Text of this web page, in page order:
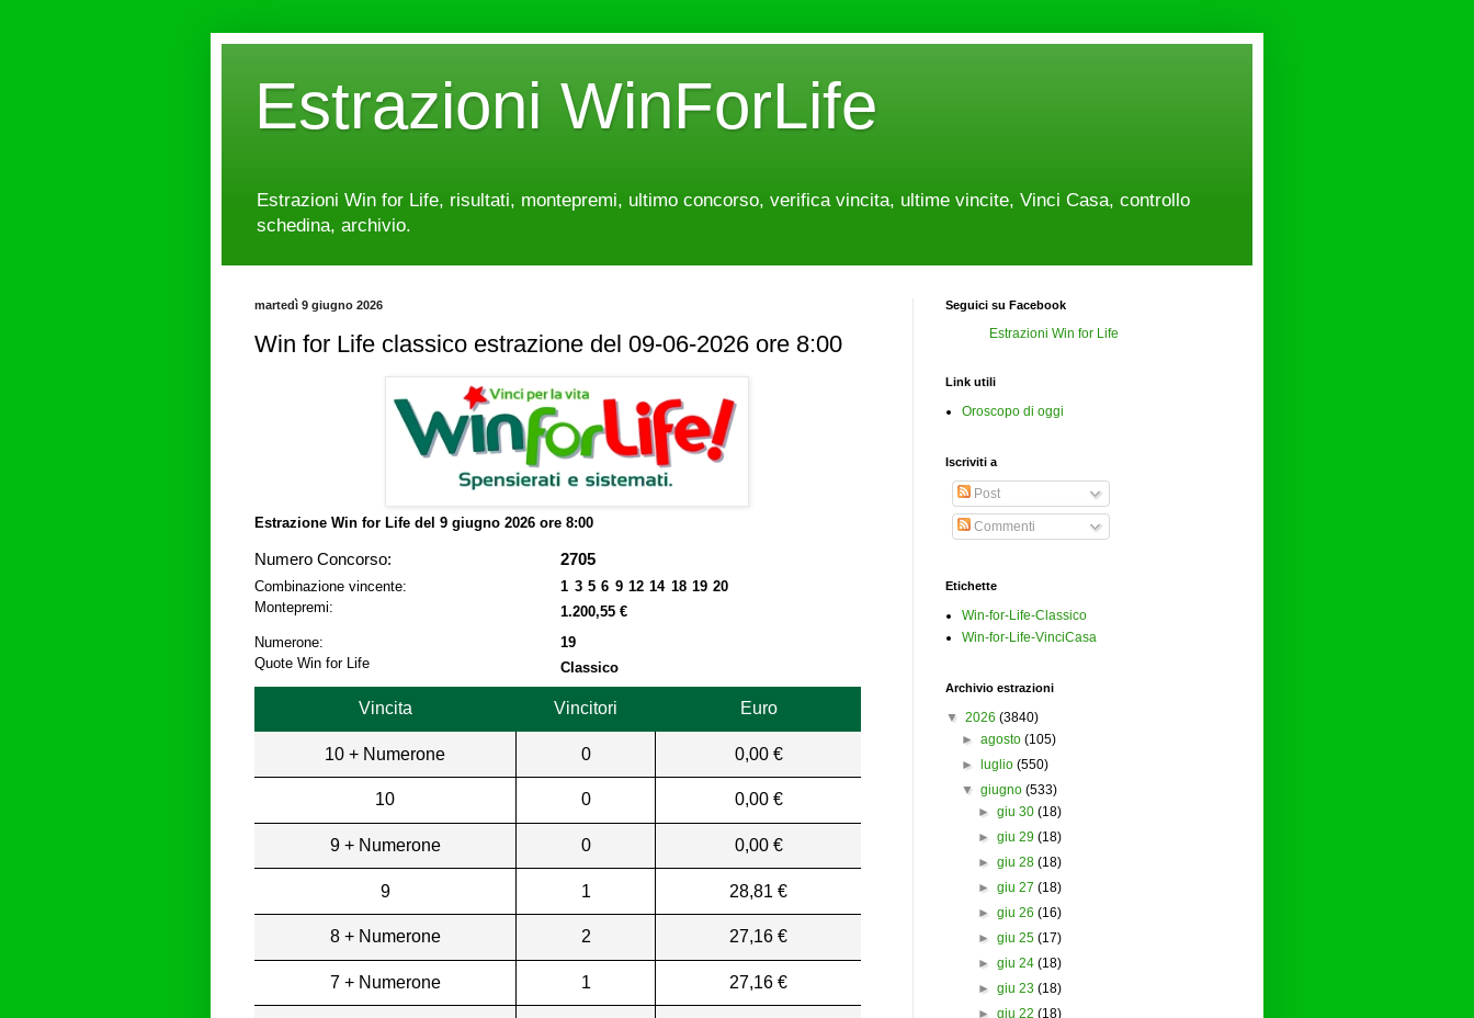
Estrazioni WinForLife
Estrazioni Win for Life, risultati, montepremi, ultimo concorso, verifica vincita, ultime vincite, Vinci Casa, controllo
schedina, archivio.
martedì 9 giugno 2026
Win for Life classico estrazione del 09-06-2026 ore 8:00
Estrazione Win for Life del 9 giugno 2026 ore 8:00
Numero Concorso: 2705
Combinazione vincente:
1 3 5 6 9 12 14 18 19 20
Montepremi:
1.200,55 €
Numerone:
19
Quote Win for Life
Classico
Vincita Vincitori Euro
10 + Numerone 0 0,00 €
10 0 0,00 €
9 + Numerone 0 0,00 €
9 1 28,81 €
8 + Numerone 2 27,16 €
7 + Numerone 1 27,16 €
Seguici su Facebook
Estrazioni Win for Life
Link utili
Oroscopo di oggi
Iscriviti a
Post
Commenti
Etichette
Win-for-Life-Classico
Win-for-Life-VinciCasa
Archivio estrazioni
▼ 2026 (3840)
►agosto (105)
►
luglio (550)
▼ giugno (533)
► giu 30 (18)
► giu 29 (18)
► giu 28 (18)
► giu 27 (18)
► giu 26 (16)
► giu 25 (17)
► giu 24 (18)
► giu 23 (18)
► giu 22 (18)